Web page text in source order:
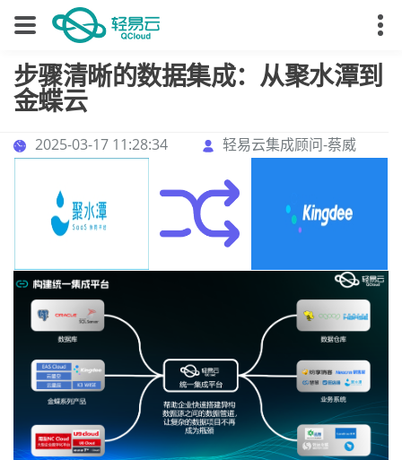
步骤清晰的数据集成：从聚水潭到
金蝶云
2025-03-17 11:28:34 轻易云集成顾问-蔡威